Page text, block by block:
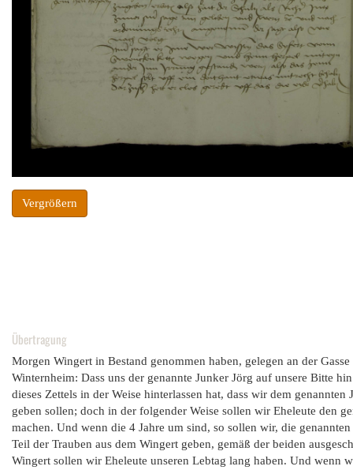
Vergrößern
Übertragung
Morgen Wingert in Bestand genommen haben, gelegen an der
Winternheim: Dass uns der genannte Junker Jörg auf unsere Bitte
dieses Zettels in der Weise hinterlassen hat, dass wir dem
geben sollen; doch in der folgender Weise sollen wir Eheleute den
machen. Und wenn die 4 Jahre um sind, so sollen wir, die
Teil der Trauben aus dem Wingert geben, gemäß der beiden
Wingert sollen wir Eheleute unseren Lebtag lang haben. Und